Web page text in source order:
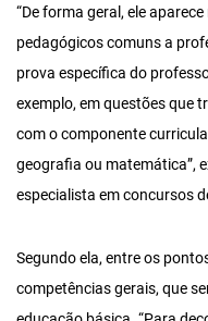
“De forma geral, ele
pedagógicos comuns a
prova específica do
exemplo, em questões que
com o componente
geografia ou matemática”,
especialista em concursos
Segundo ela, entre os
competências gerais, que